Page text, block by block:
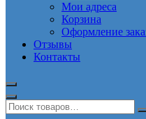
Мои адреса
Корзина
Оформление
Отзывы
Контакты